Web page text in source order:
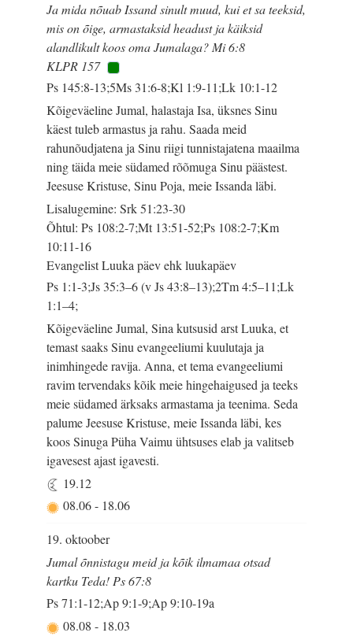
Ja mida nõuab Issand sinult muud, kui et sa teeksid,
mis on õige, armastaksid headust ja käiksid
alandlikult koos oma Jumalaga? Mi 6:8
KLPR 157
Ps 145:8-13;5Ms 31:6-8;Kl 1:9-11;Lk 10:1-12
Kõigeväeline Jumal, halastaja Isa, üksnes Sinu
käest tuleb armastus ja rahu. Saada meid
rahunõudjatena ja Sinu riigi tunnistajatena maailma
ning täida meie südamed rõõmuga Sinu päästest.
Jeesuse Kristuse, Sinu Poja, meie Issanda läbi.
Lisalugemine: Srk 51:23-30
Õhtul: Ps 108:2-7;Mt 13:51-52;Ps 108:2-7;Km
10:11-16
Evangelist Luuka päev ehk luukapäev
Ps 1:1-3;Js 35:3–6 (v Js 43:8–13);2Tm 4:5–11;Lk
1:1–4;
Kõigeväeline Jumal, Sina kutsusid arst Luuka, et
temast saaks Sinu evangeeliumi kuulutaja ja
inimhingede ravija. Anna, et tema evangeeliumi
ravim tervendaks kõik meie hingehaigused ja teeks
meie südamed ärksaks armastama ja teenima. Seda
palume Jeesuse Kristuse, meie Issanda läbi, kes
koos Sinuga Püha Vaimu ühtsuses elab ja valitseb
igavesest ajast igavesti.
19.12
08.06- 18.06
19. oktoober
Jumal õnnistagu meid ja kõik ilmamaa otsad
kartku Teda! Ps 67:8
Ps 71:1-12;Ap 9:1-9;Ap 9:10-19a
08.08- 18.03